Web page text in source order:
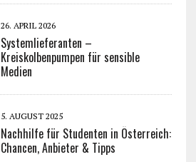
26. APRIL 2026
Systemlieferanten –
Kreiskolbenpumpen für sensible
Medien
5. AUGUST 2025
Nachhilfe für Studenten in Österreich:
Chancen, Anbieter & Tipps